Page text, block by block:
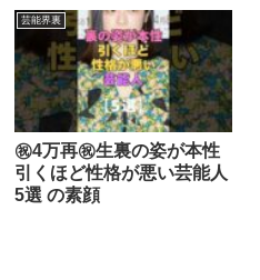
連ツイート
芸能界裏
㊗️4万再㊗️生裏の姿が本性
引くほど性格が悪い芸能人
5選 の素顔